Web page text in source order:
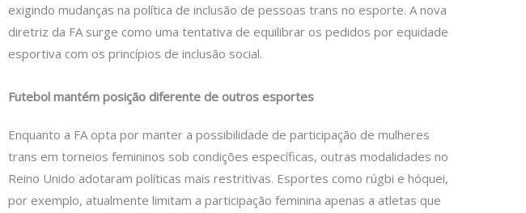
exigindo mudanças na política de inclusão de pessoas trans no esporte. A nova
diretriz da FA surge como uma tentativa de equilibrar os pedidos por equidade
esportiva com os princípios de inclusão social.
Futebol mantém posição diferente de outros esportes
Enquanto a FA opta por manter a possibilidade de participação de mulheres
trans em torneios femininos sob condições específicas, outras modalidades no
Reino Unido adotaram políticas mais restritivas. Esportes como rúgbi e hóquei,
por exemplo, atualmente limitam a participação feminina apenas a atletas que